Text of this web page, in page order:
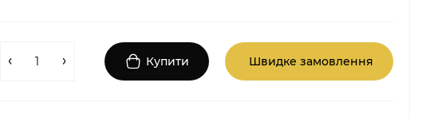
Купити Швидке замовлення